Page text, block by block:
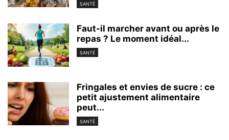
SANTÉ
Faut-il marcher avant ou après le
repas ? Le moment idéal...
SANTÉ
Fringales et envies de sucre : ce
petit ajustement alimentaire
peut...
SANTÉ